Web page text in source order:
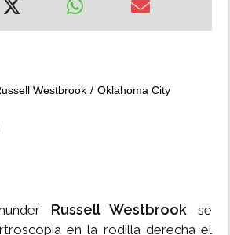
Westbrook
Oklahoma City
Russell Westbrook se
en la rodilla derecha el